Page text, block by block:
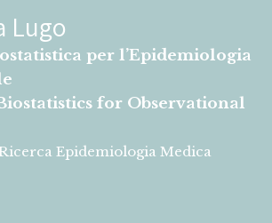
Lugo
per l’Epidemiologia
for Observational
Epidemiologia Medica